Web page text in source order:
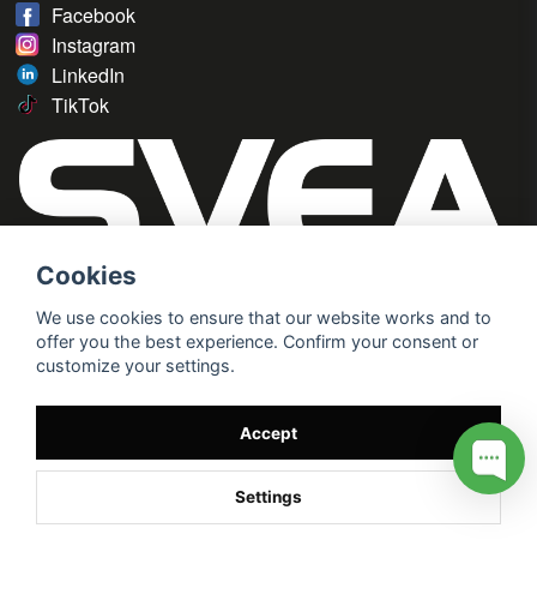
Facebook
Instagram
LinkedIn
TikTok
Cookies
We use cookies to ensure that our website works and to
offer you the best experience. Confirm your consent or
customize your settings.
Accept
Settings